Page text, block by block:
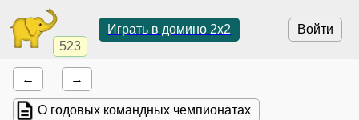
523
Войти
Играть в домино 2x2
← →
О годовых командных чемпионатах